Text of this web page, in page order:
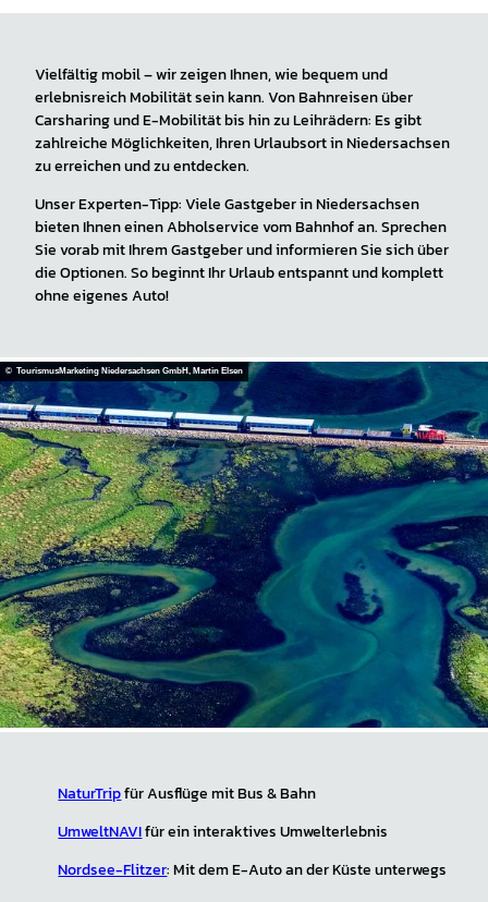
Vielfältig mobil – wir zeigen Ihnen, wie bequem und
erlebnisreich Mobilität sein kann. Von Bahnreisen über
Carsharing und E-Mobilität bis hin zu Leihrädern: Es gibt
zahlreiche Möglichkeiten, Ihren Urlaubsort in Niedersachsen
zu erreichen und zu entdecken.
Unser Experten-Tipp: Viele Gastgeber in Niedersachsen
bieten Ihnen einen Abholservice vom Bahnhof an. Sprechen
Sie vorab mit Ihrem Gastgeber und informieren Sie sich über
die Optionen. So beginnt Ihr Urlaub entspannt und komplett
ohne eigenes Auto!
© TourismusMarketing Niedersachsen GmbH, Martin Elsen
NaturTripfür Ausflüge mit Bus & Bahn
UmweltNAVIfür ein interaktives Umwelterlebnis
Nordsee-Flitzer: Mit dem E-Auto an der Küste unterwegs